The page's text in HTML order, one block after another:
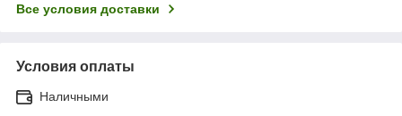
Все условия доставки
Условия оплаты
Наличными